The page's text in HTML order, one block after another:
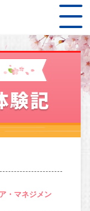
験記
・マネジメン